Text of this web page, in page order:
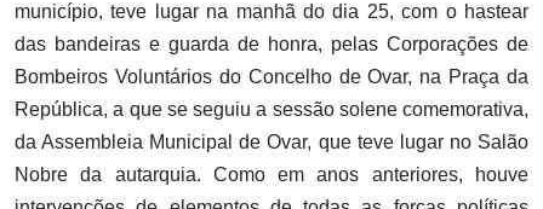
município, teve lugar na manhã do dia 25, com o hastear
das bandeiras e guarda de honra, pelas Corporações de
Bombeiros Voluntários do Concelho de Ovar, na Praça da
República, a que se seguiu a sessão solene comemorativa,
da Assembleia Municipal de Ovar, que teve lugar no Salão
Nobre da autarquia. Como em anos anteriores, houve